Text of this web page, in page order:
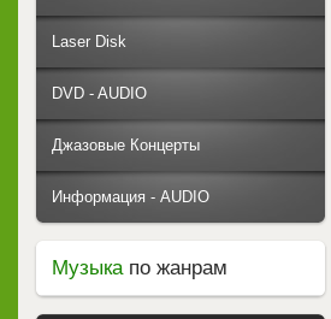
Laser Disk
DVD - AUDIO
Джазовые Концерты
Информация - AUDIO
Музыкапо жанрам